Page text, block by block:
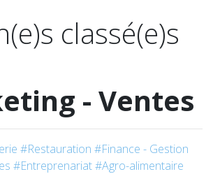
classé(e)s
- Ventes
#Restauration #Finance - Gestion
#Entreprenariat#Agro-alimentaire